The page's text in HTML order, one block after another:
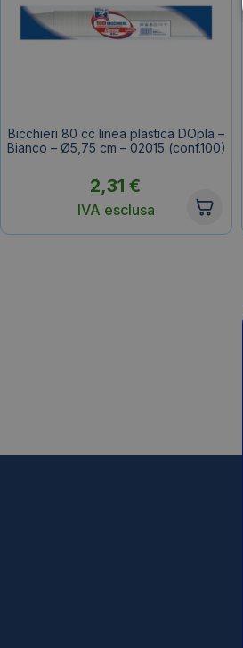
Bicchieri 80 cc linea plastica DOpla –
Bianco – Ø5,75 cm – 02015 (conf.100)
2,31 €
IVA esclusa